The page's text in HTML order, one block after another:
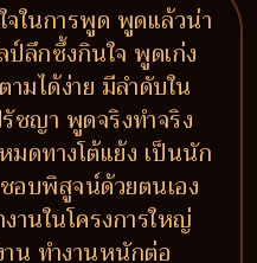
จในการพูด พูดแล้วน่า
ลึกซึ้งกินใจ พูดเก่ง
มได้ง่าย มีลำดับใน
ชญา พูดจริงทำจริง
มดทางโต้แย้ง เป็นนัก
อบพิสูจน์ด้วยตนเอง
านในโครงการใหญ่
าน ทำงานหนักต่อ